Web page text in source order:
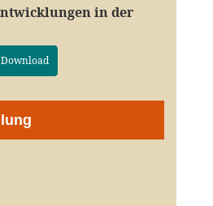
in der
Download